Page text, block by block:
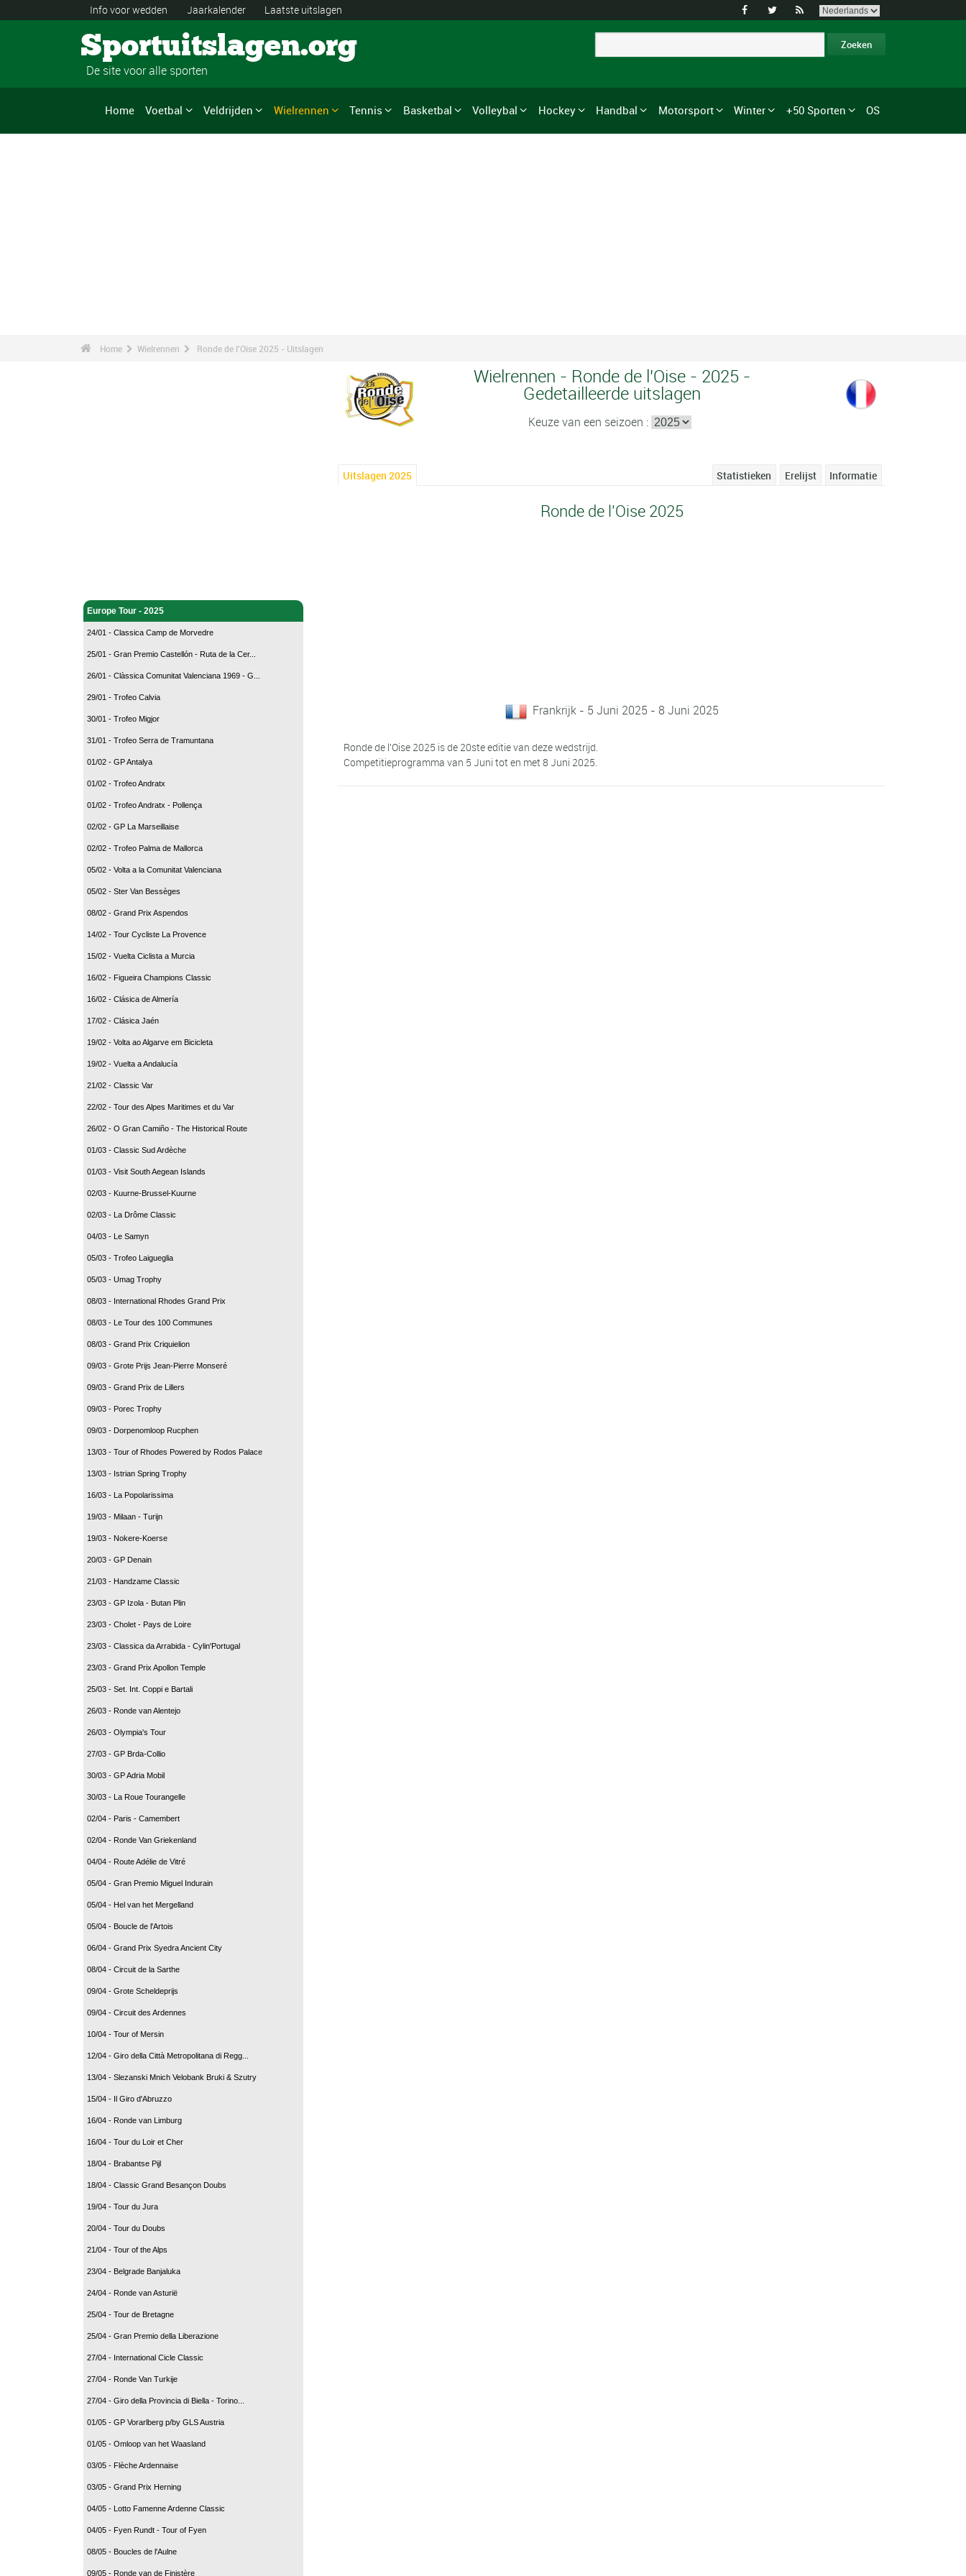
Info voor wedden Jaarkalender Laatste uitslagen   
Sportuitslagen.org
De site voor alle sporten
Home Voetbal Veldrijden Wielrennen Tennis Basketbal Volleybal Hockey Handbal Motorsport Winter +50 Sporten OS
Home Wielrennen Ronde de l'Oise 2025 - Uitslagen
Europe Tour - 2025
24/01 - Classica Camp de Morvedre
25/01 - Gran Premio Castellón - Ruta de la Cer...
26/01 - Clàssica Comunitat Valenciana 1969 - G...
29/01 - Trofeo Calvia
30/01 - Trofeo Migjor
31/01 - Trofeo Serra de Tramuntana
01/02 - GP Antalya
01/02 - Trofeo Andratx
01/02 - Trofeo Andratx - Pollença
02/02 - GP La Marseillaise
02/02 - Trofeo Palma de Mallorca
05/02 - Volta a la Comunitat Valenciana
05/02 - Ster Van Bessèges
08/02 - Grand Prix Aspendos
14/02 - Tour Cycliste La Provence
15/02 - Vuelta Ciclista a Murcia
16/02 - Figueira Champions Classic
16/02 - Clásica de Almería
17/02 - Clásica Jaén
19/02 - Volta ao Algarve em Bicicleta
19/02 - Vuelta a Andalucía
21/02 - Classic Var
22/02 - Tour des Alpes Maritimes et du Var
26/02 - O Gran Camiño - The Historical Route
01/03 - Classic Sud Ardèche
01/03 - Visit South Aegean Islands
02/03 - Kuurne-Brussel-Kuurne
02/03 - La Drôme Classic
04/03 - Le Samyn
05/03 - Trofeo Laigueglia
05/03 - Umag Trophy
08/03 - International Rhodes Grand Prix
08/03 - Le Tour des 100 Communes
08/03 - Grand Prix Criquielion
09/03 - Grote Prijs Jean-Pierre Monseré
09/03 - Grand Prix de Lillers
09/03 - Porec Trophy
09/03 - Dorpenomloop Rucphen
13/03 - Tour of Rhodes Powered by Rodos Palace
13/03 - Istrian Spring Trophy
16/03 - La Popolarissima
19/03 - Milaan - Turijn
19/03 - Nokere-Koerse
20/03 - GP Denain
21/03 - Handzame Classic
23/03 - GP Izola - Butan Plin
23/03 - Cholet - Pays de Loire
23/03 - Classica da Arrabida - Cylin'Portugal
23/03 - Grand Prix Apollon Temple
25/03 - Set. Int. Coppi e Bartali
26/03 - Ronde van Alentejo
26/03 - Olympia's Tour
27/03 - GP Brda-Collio
30/03 - GP Adria Mobil
30/03 - La Roue Tourangelle
02/04 - Paris - Camembert
02/04 - Ronde Van Griekenland
04/04 - Route Adélie de Vitré
05/04 - Gran Premio Miguel Indurain
05/04 - Hel van het Mergelland
05/04 - Boucle de l'Artois
06/04 - Grand Prix Syedra Ancient City
08/04 - Circuit de la Sarthe
09/04 - Grote Scheldeprijs
09/04 - Circuit des Ardennes
10/04 - Tour of Mersin
12/04 - Giro della Città Metropolitana di Regg...
13/04 - Slezanski Mnich Velobank Bruki & Szutry
15/04 - Il Giro d'Abruzzo
16/04 - Ronde van Limburg
16/04 - Tour du Loir et Cher
18/04 - Brabantse Pijl
18/04 - Classic Grand Besançon Doubs
19/04 - Tour du Jura
20/04 - Tour du Doubs
21/04 - Tour of the Alps
23/04 - Belgrade Banjaluka
24/04 - Ronde van Asturië
25/04 - Tour de Bretagne
25/04 - Gran Premio della Liberazione
27/04 - International Cicle Classic
27/04 - Ronde Van Turkije
27/04 - Giro della Provincia di Biella - Torino...
01/05 - GP Vorarlberg p/by GLS Austria
01/05 - Omloop van het Waasland
03/05 - Flèche Ardennaise
03/05 - Grand Prix Herning
04/05 - Lotto Famenne Ardenne Classic
04/05 - Fyen Rundt - Tour of Fyen
08/05 - Boucles de l'Aulne
09/05 - Ronde van de Finistère
Wielrennen - Ronde de l'Oise - 2025 -
Gedetailleerde uitslagen
Keuze van een seizoen :
Uitslagen 2025 Informatie
Erelijst
Statistieken
Ronde de l'Oise 2025
Frankrijk - 5 Juni 2025 - 8 Juni 2025
Ronde de l'Oise 2025 is de 20ste editie van deze wedstrijd.
Competitieprogramma van 5 Juni tot en met 8 Juni 2025.